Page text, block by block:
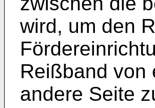
wird, um den
Reißband von
andere Seite